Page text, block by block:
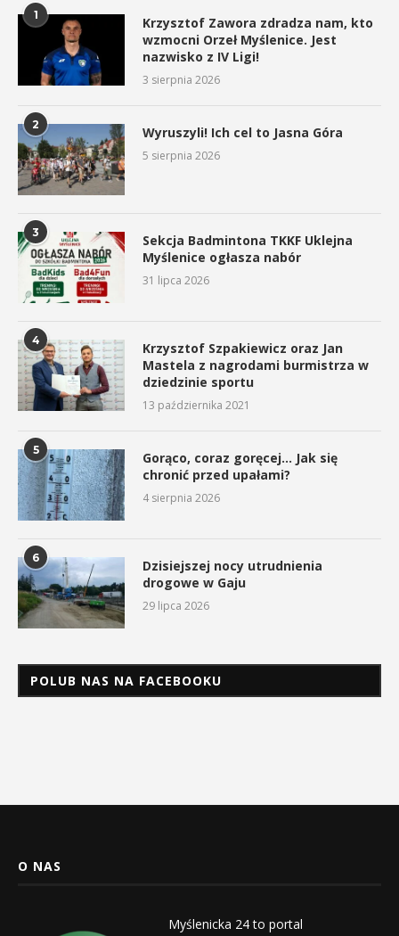
1
Krzysztof Zawora zdradza nam, kto
wzmocni Orzeł Myślenice. Jest
nazwisko z IV Ligi!
3 sierpnia 2026
2 Wyruszyli! Ich cel to Jasna Góra
5 sierpnia 2026
3
Sekcja Badmintona TKKF Uklejna
Myślenice ogłasza nabór
31 lipca 2026
4
Krzysztof Szpakiewicz oraz Jan
Mastela z nagrodami burmistrza w
dziedzinie sportu
13 października 2021
5
Gorąco, coraz goręcej… Jak się
chronić przed upałami?
4 sierpnia 2026
6
Dzisiejszej nocy utrudnienia
drogowe w Gaju
29 lipca 2026
POLUB NAS NA FACEBOOKU
O NAS
Myślenicka 24 to portal